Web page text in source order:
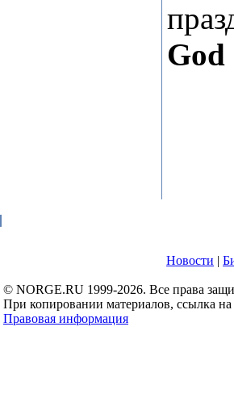
Новости |
© NORGE.RU 1999-2026. Все права
При копировании материалов, ссылка на
Правовая информация